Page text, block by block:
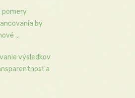
pomery
by
...
výsledkov
a